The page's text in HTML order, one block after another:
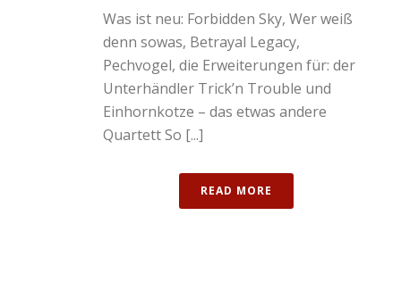
Was ist neu: Forbidden Sky, Wer weiß
denn sowas, Betrayal Legacy,
Pechvogel, die Erweiterungen für: der
Unterhändler Trick’n Trouble und
Einhornkotze – das etwas andere
Quartett So [...]
READ MORE